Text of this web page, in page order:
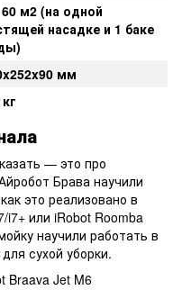
м2 (на одной
насадке и 1 баке
мм
— это про
Брава научили
это реализовано в
i7+ или iRobot Roomba
научили работать в
сухой уборки.